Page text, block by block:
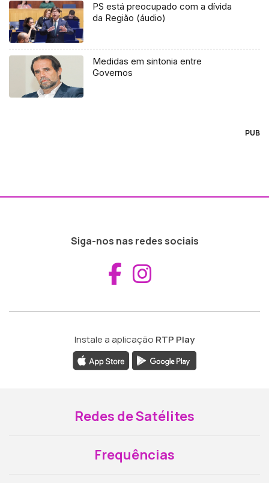
PS está preocupado com a dívida
da Região (áudio)
Medidas em sintonia entre
Governos
PUB
Siga-nos nas redes sociais
Aceder ao
Instale a aplicação RTP Play
Redes de Satélites
Frequências